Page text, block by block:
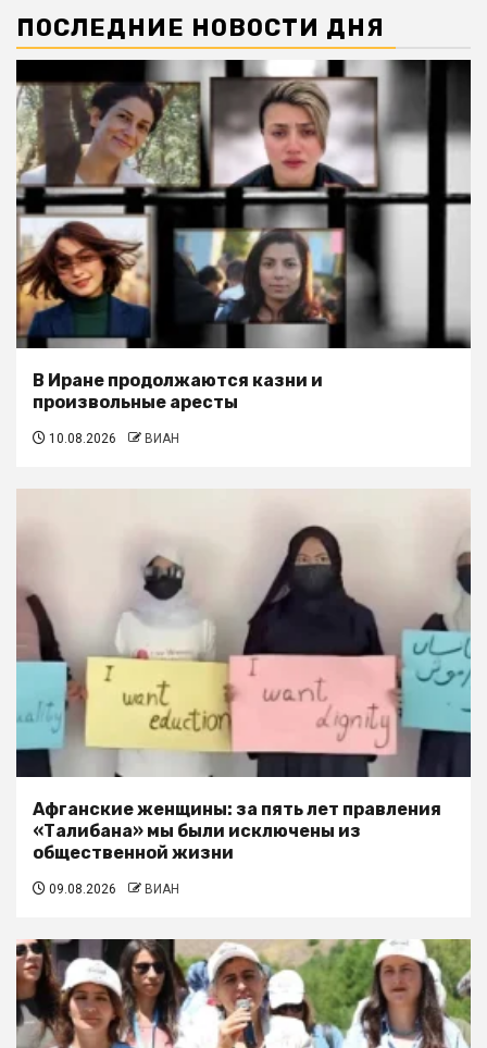
ПОСЛЕДНИЕ НОВОСТИ ДНЯ
В Иране продолжаются казни и
произвольные аресты
10.08.2026 ВИАН
Афганские женщины: за пять лет правления
«Талибана» мы были исключены из
общественной жизни
09.08.2026 ВИАН